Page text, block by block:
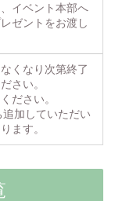
イベント本部へ
ゼントをお渡し
くなり次第終了
さい。
ださい。
加していただい
ます。